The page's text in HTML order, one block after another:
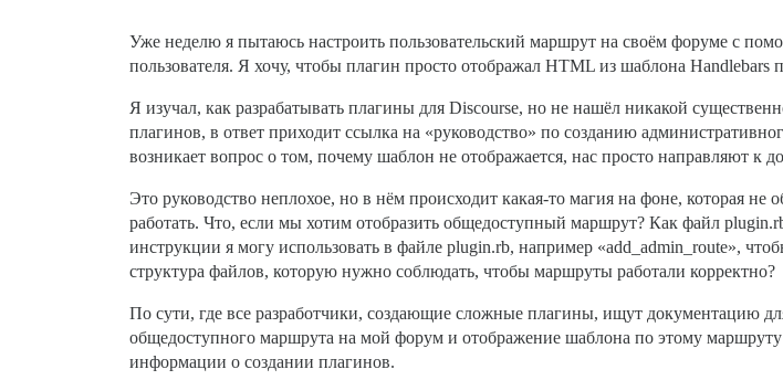
Уже неделю я пытаюсь настроить пользовательский маршрут на своём форуме с
пользователя. Я хочу, чтобы плагин просто отображал HTML из шаблона
Я изучал, как разрабатывать плагины для Discourse, но не нашёл никакой
плагинов, в ответ приходит ссылка на «руководство» по созданию
возникает вопрос о том, почему шаблон не отображается, нас просто направляют к
Это руководство неплохое, но в нём происходит какая-то магия на фоне, которая
работать. Что, если мы хотим отобразить общедоступный маршрут? Как файл
инструкции я могу использовать в файле plugin.rb, например «add_admin_route»,
структура файлов, которую нужно соблюдать, чтобы маршруты работали корректно?
По сути, где все разработчики, создающие сложные плагины, ищут документацию
общедоступного маршрута на мой форум и отображение шаблона по этому
информации о создании плагинов.